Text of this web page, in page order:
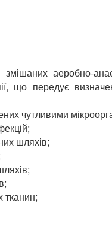
змішаних аеробно-
що передує
чутливими
шляхів;
тканин;